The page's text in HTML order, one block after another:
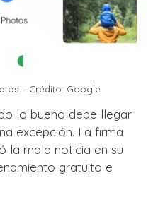
– Crédito: Google
lo bueno debe llegar
excepción. La firma
la mala noticia en su
gratuito e